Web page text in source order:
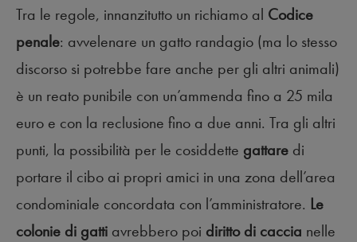
Tra le regole, innanzitutto un richiamo al Codice
penale: avvelenare un gatto randagio (ma lo stesso
discorso si potrebbe fare anche per gli altri animali)
è un reato punibile con un’ammenda fino a 25 mila
euro e con la reclusione fino a due anni. Tra gli altri
punti, la possibilità per le cosiddette gattare di
portare il cibo ai propri amici in una zona dell’area
condominiale concordata con l’amministratore. Le
colonie di gatti avrebbero poi diritto di caccia nelle